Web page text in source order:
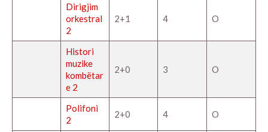
Dirigjim
orkestral
2
2+1 4 O
Histori
muzike
kombëtar
e 2
2+0 3 O
Polifoni
2
2+0 4 O